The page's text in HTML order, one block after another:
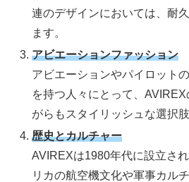
連のデザインにおいては、耐
ます。
アビエーションファッション
アビエーションやパイロット
を持つ人々にとって、
がらもスタイリッシュな選択
歴史とカルチャー
AVIREXは1980年代に設立さ
リカの航空機文化や軍事カル